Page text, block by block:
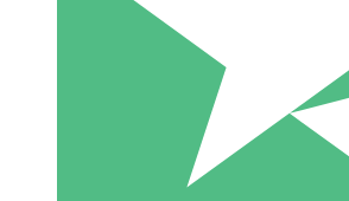
Paga a consumo con crediti di
1 Download
10